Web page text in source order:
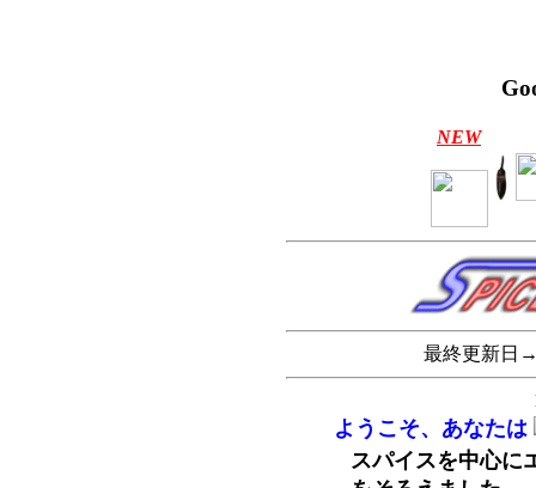
NEW
最終更新日
ようこそ、あなたは
スパイスを中心に